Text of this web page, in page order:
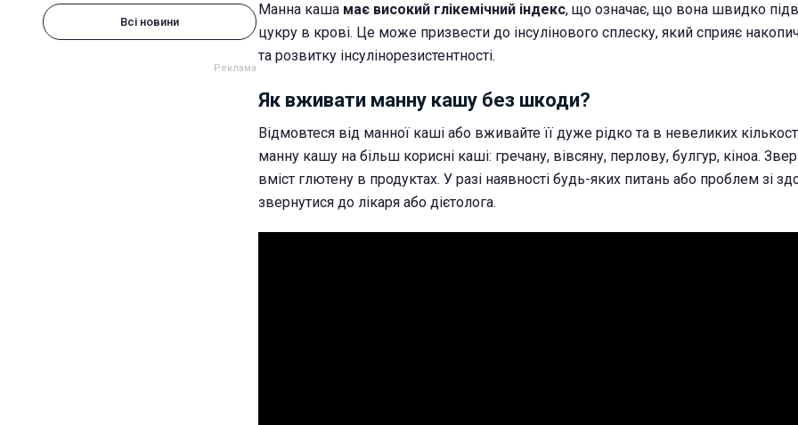
Всі новини
Манна каша має високий глікемічний індекс, що означає, що вона швидко
цукру в крові. Це може призвести до інсулінового сплеску, який сприяє
та розвитку інсулінорезистентності.
Як вживати манну кашу без шкоди?
Відмовтеся від манної каші або вживайте її дуже рідко та в невеликих
манну кашу на більш корисні каші: гречану, вівсяну, перлову, булгур, кіноа.
вміст глютену в продуктах. У разі наявності будь-яких питань або проблем зі
звернутися до лікаря або дієтолога.